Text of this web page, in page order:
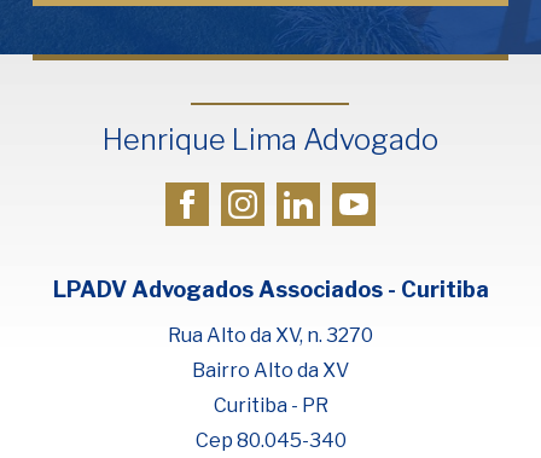
Henrique Lima Advogado
LPADV Advogados Associados - Curitiba
Rua Alto da XV, n. 3270
Bairro Alto da XV
Curitiba - PR
Cep 80.045-340